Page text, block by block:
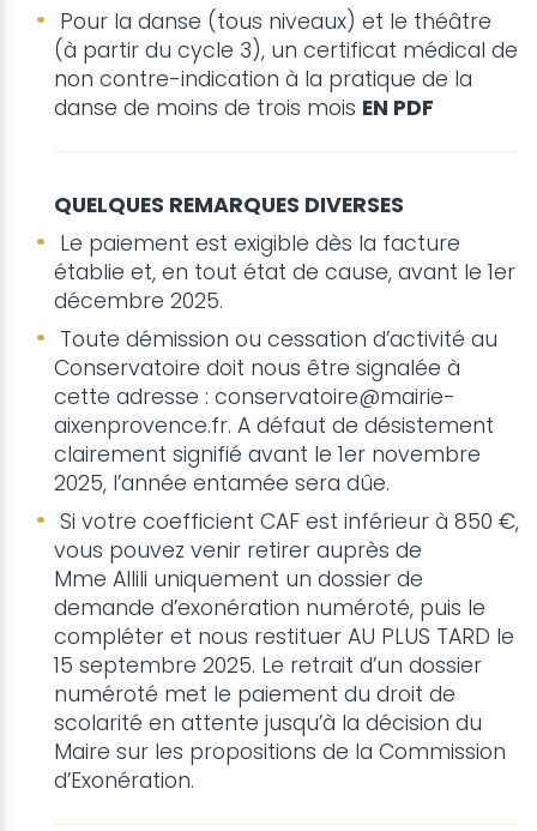
Pour la danse (tous niveaux) et le théâtre
(à partir du cycle 3), un certificat médical de
non contre-indication à la pratique de la
danse de moins de trois mois EN PDF
QUELQUES REMARQUES DIVERSES
Le paiement est exigible dès la facture
établie et, en tout état de cause, avant le 1er
décembre 2025.
Toute démission ou cessation d’activité au
Conservatoire doit nous être signalée à
cette adresse : conservatoire@mairie-
aixenprovence.fr. A défaut de désistement
clairement signifié avant le 1er novembre
2025, l’année entamée sera dûe.
Si votre coefficient CAF est inférieur à 850 €,
vous pouvez venir retirer auprès de
Mme Allili uniquement un dossier de
demande d’exonération numéroté, puis le
compléter et nous restituer AU PLUS TARD le
15 septembre 2025. Le retrait d’un dossier
numéroté met le paiement du droit de
scolarité en attente jusqu’à la décision du
Maire sur les propositions de la Commission
d’Exonération.